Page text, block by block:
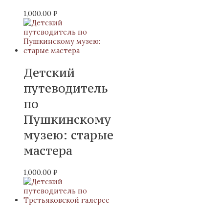
1,000.00 ₽
Детский
путеводитель
по
Пушкинскому
музею: старые
мастера
1,000.00 ₽